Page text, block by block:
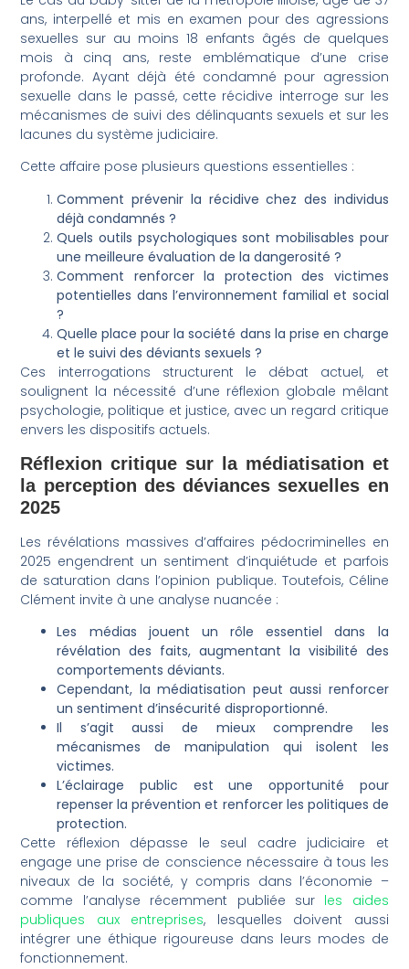
ans, interpellé et mis en examen pour des agressions
sexuelles sur au moins 18 enfants âgés de quelques
mois à cinq ans, reste emblématique d’une crise
profonde. Ayant déjà été condamné pour agression
sexuelle dans le passé, cette récidive interroge sur les
mécanismes de suivi des délinquants sexuels et sur les
lacunes du système judiciaire.
Cette affaire pose plusieurs questions essentielles :
Comment prévenir la récidive chez des individus
déjà condamnés ?
Quels outils psychologiques sont mobilisables pour
une meilleure évaluation de la dangerosité ?
Comment renforcer la protection des victimes
potentielles dans l’environnement familial et social
?
Quelle place pour la société dans la prise en charge
et le suivi des déviants sexuels ?
Ces interrogations structurent le débat actuel, et
soulignent la nécessité d’une réflexion globale mêlant
psychologie, politique et justice, avec un regard critique
envers les dispositifs actuels.
Réflexion critique sur la médiatisation et
la perception des déviances sexuelles en
2025
Les révélations massives d’affaires pédocriminelles en
2025 engendrent un sentiment d’inquiétude et parfois
de saturation dans l’opinion publique. Toutefois, Céline
Clément invite à une analyse nuancée :
Les médias jouent un rôle essentiel dans la
révélation des faits, augmentant la visibilité des
comportements déviants.
Cependant, la médiatisation peut aussi renforcer
un sentiment d’insécurité disproportionné.
Il s’agit aussi de mieux comprendre les
mécanismes de manipulation qui isolent les
victimes.
L’éclairage public est une opportunité pour
repenser la prévention et renforcer les politiques de
protection.
Cette réflexion dépasse le seul cadre judiciaire et
engage une prise de conscience nécessaire à tous les
niveaux de la société, y compris dans l’économie –
comme l’analyse récemment publiée sur les aides
publiques aux entreprises, lesquelles doivent aussi
intégrer une éthique rigoureuse dans leurs modes de
fonctionnement.